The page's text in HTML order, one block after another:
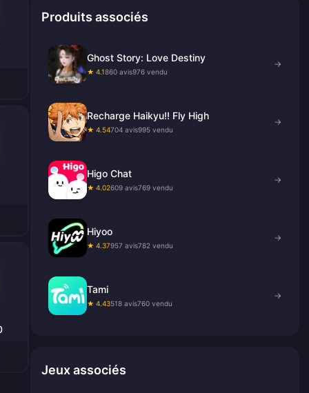
Produits associés
Ghost Story: Love Destiny
★ 4.1860 avis976 vendu
→
Recharge Haikyu!! Fly High
★ 4.54704 avis995 vendu
→
Higo Chat
★ 4.02609 avis769 vendu
→
Hiyoo
★ 4.37957 avis782 vendu
→
Tami
★ 4.43518 avis760 vendu
→
Jeux associés